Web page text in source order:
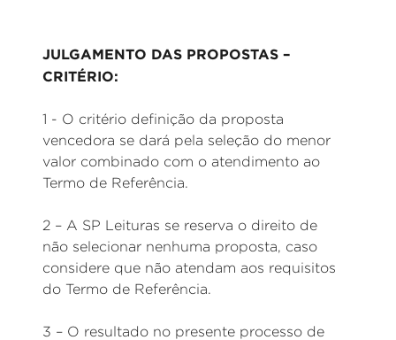
JULGAMENTO DAS PROPOSTAS –
CRITÉRIO:
1 - O critério definição da proposta
vencedora se dará pela seleção do menor
valor combinado com o atendimento ao
Termo de Referência.
2 – A SP Leituras se reserva o direito de
não selecionar nenhuma proposta, caso
considere que não atendam aos requisitos
do Termo de Referência.
3 – O resultado no presente processo de